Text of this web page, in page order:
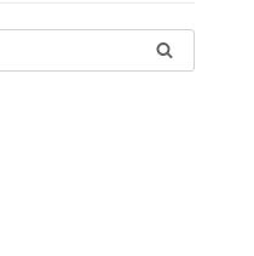
Keresés